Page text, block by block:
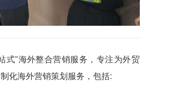
式”海外整合营销服务，专注为外贸
化海外营销策划服务，包括: